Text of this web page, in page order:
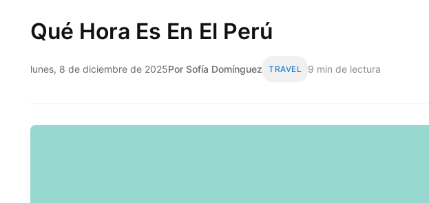
Qué Hora Es En El Perú
lunes, 8 de diciembre de 2025Por Sofía Domínguez TRAVEL 9 min de lectura